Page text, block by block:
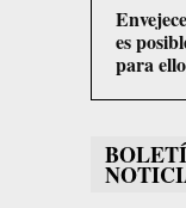
es
para ello